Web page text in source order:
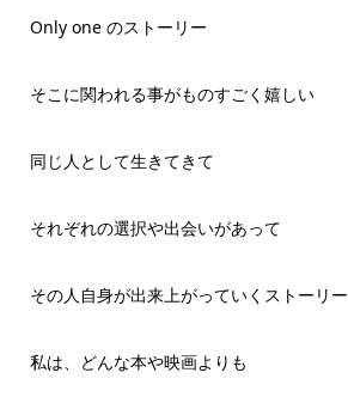
Only one のストーリー
そこに関われる事がものすごく嬉しい
同じ人として生きてきて
それぞれの選択や出会いがあって
その人自身が出来上がっていくストーリー
私は、どんな本や映画よりも